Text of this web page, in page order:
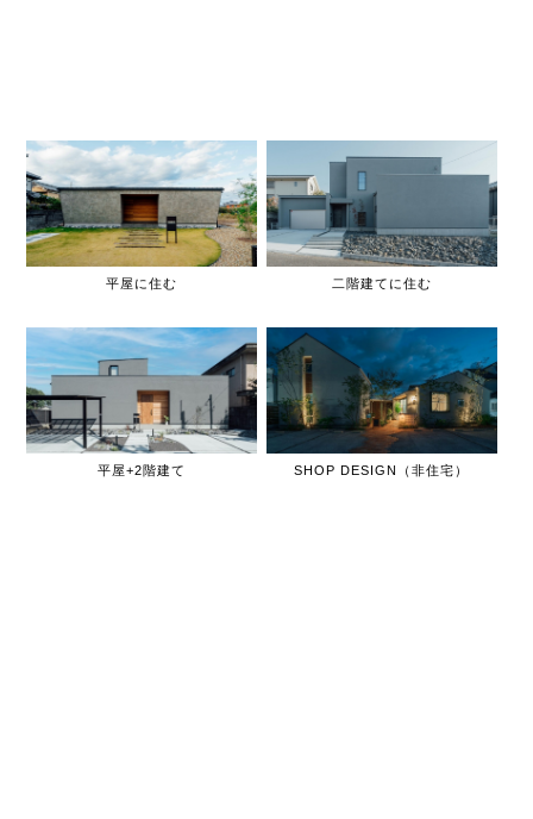
平屋に住む 二階建てに住む
平屋+2階建て SHOP DESIGN（非住宅）